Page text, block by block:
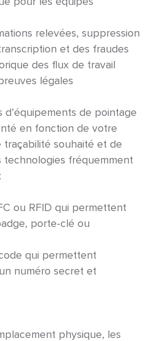
relevées, suppression
et des fraudes
des flux de travail
légales
d’équipements de pointage
en fonction de votre
souhaité et de
technologies fréquemment
ou RFID qui permettent
porte-clé ou
qui permettent
numéro secret et
physique, les